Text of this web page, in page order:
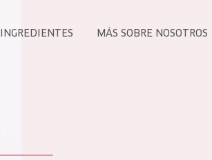
INGREDIENTES MÁS SOBRE NOSOTROS